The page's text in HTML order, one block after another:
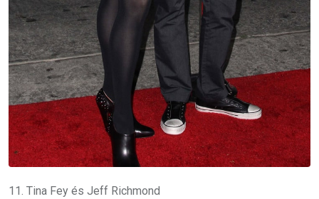
11. Tina Fey és Jeff Richmond